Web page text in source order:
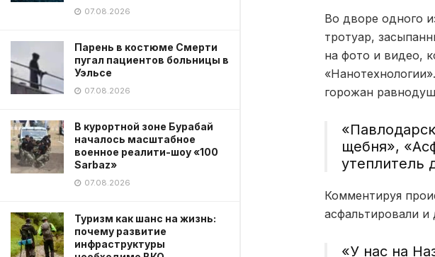
07.08.2026
Парень в костюме Смерти
пугал пациентов больницы в
Уэльсе
07.08.2026
В курортной зоне Бурабай
началось масштабное
военное реалити-шоу «100
Sarbaz»
07.08.2026
Туризм как шанс на жизнь:
почему развитие
инфраструктуры
Во дворе одного
тротуар,
на фото и видео,
горожан
щебня»,
утеплитель
Комментируя
асфальтировали и
«У нас на